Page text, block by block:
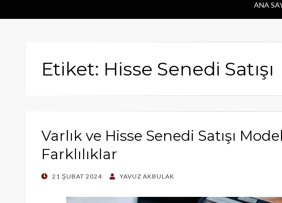
ANA
Etiket: Hisse Senedi Satışı
Varlık ve Hisse Senedi Satışı
Farklılıklar
POSTED
21 ŞUBAT 2024 YAVUZ AKBULAK